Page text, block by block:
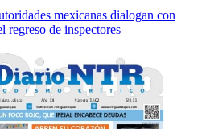
mexicanas dialogan con
regreso de inspectores